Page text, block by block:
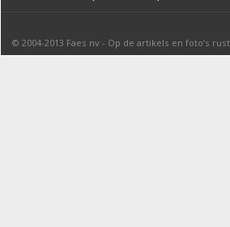
© 2004-2013 Faes nv - Op de artikels en foto’s